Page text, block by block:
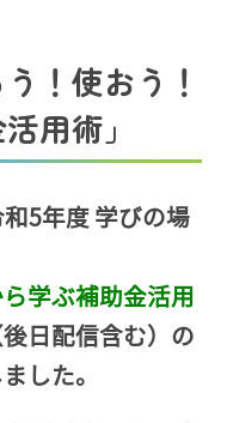
！使おう！
用術」
5年度 学びの場
学ぶ補助金活用
日配信含む）の
した。